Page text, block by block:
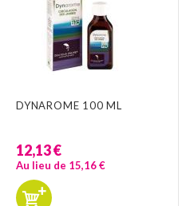
DYNAROME 100 ML
12,13 €
Au lieu de 15,16 €